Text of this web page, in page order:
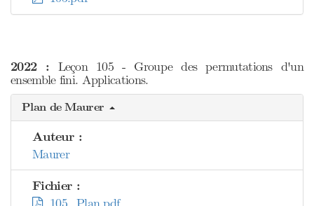
2022 : Leçon 105 - Groupe des permutations d'un
ensemble fini. Applications.
Plan de Maurer
Auteur :
Maurer
Fichier :